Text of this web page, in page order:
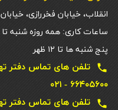
انقلاب، خیابان فخررازی، خیابان
پنج شنبه ها تا ۱۲ ظهر
local_phone
۶۶۴۰۵۶۰۰ - ۰۲۱
local_phone